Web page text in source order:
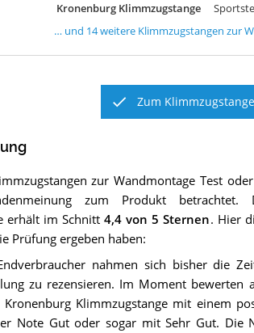
Kronenburg Klimmzugstange
… und 14weitere Klimmzugstangen zur
Zum
zur Wandmontage Test
zum Produkt betrachtet.
erhält im Schnitt4,4 von 5 Sternen. Hier
Prüfung ergeben haben:
nahmen sich bisher die
zu rezensieren. Im Moment bewerten
Klimmzugstange mit einem
Note Gut oder sogar mit Sehr Gut. Die